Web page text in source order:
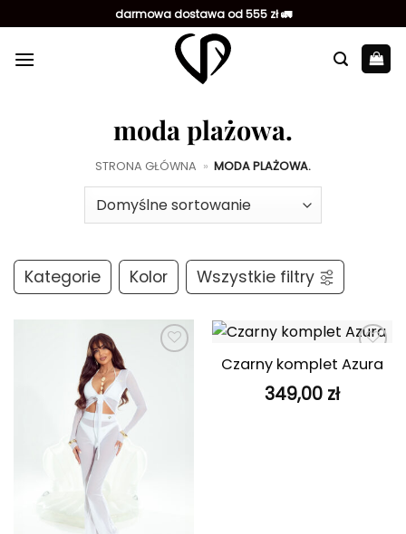
do
zawartości
darmowa dostawa od 555 zł 🚛
moda plażowa.
STRONA GŁÓWNA » MODA PLAŻOWA.
Kategorie Kolor Wszystkie filtry
ulubionych
Dodaj do
Czarny komplet Azura
349,00 zł